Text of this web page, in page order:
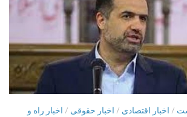
/ اخبار اقتصادی / اخبار حقوقی / اخبار راه و